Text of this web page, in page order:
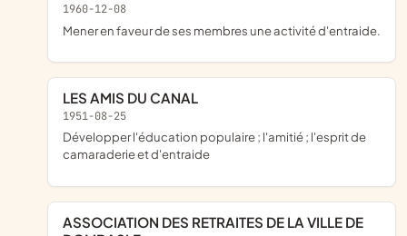
1960-12-08
Mener en faveur de ses membres une activité d'entraide.
LES AMIS DU CANAL
1951-08-25
développer l'éducation populaire ; l'amitié ; l'esprit de
camaraderie et d'entraide
ASSOCIATION DES RETRAITES DE LA VILLE DE